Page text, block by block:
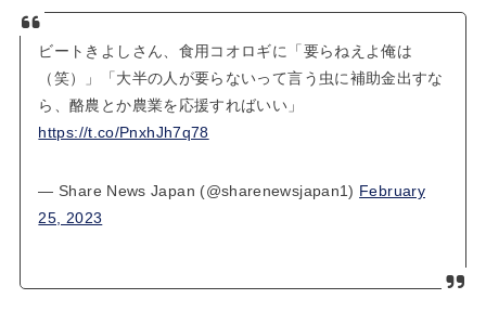
ビートきよしさん、食用コオロギに「要らねえよ俺は
（笑）」「大半の人が要らないって言う虫に補助金出すな
ら、酪農とか農業を応援すればいい」
https://t.co/PnxhJh7q78
— Share News Japan (@sharenewsjapan1) February
25, 2023